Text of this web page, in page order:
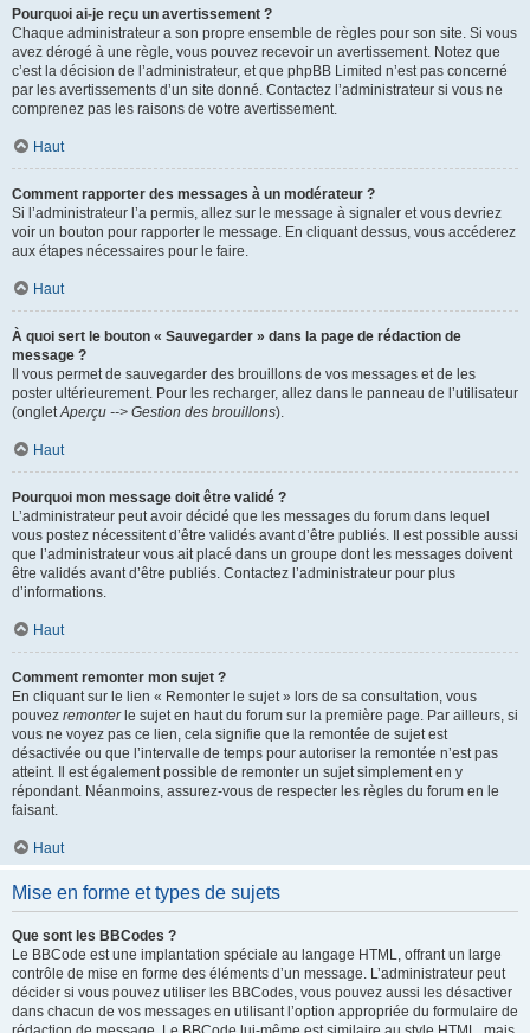
Pourquoi ai-je reçu un avertissement ?
Chaque administrateur a son propre ensemble de règles pour son site. Si vous
avez dérogé à une règle, vous pouvez recevoir un avertissement. Notez que
c’est la décision de l’administrateur, et que phpBB Limited n’est pas concerné
par les avertissements d’un site donné. Contactez l’administrateur si vous ne
comprenez pas les raisons de votre avertissement.
Haut
Comment rapporter des messages à un modérateur ?
Si l’administrateur l’a permis, allez sur le message à signaler et vous devriez
voir un bouton pour rapporter le message. En cliquant dessus, vous accéderez
aux étapes nécessaires pour le faire.
Haut
À quoi sert le bouton « Sauvegarder » dans la page de rédaction de
message ?
Il vous permet de sauvegarder des brouillons de vos messages et de les
poster ultérieurement. Pour les recharger, allez dans le panneau de l’utilisateur
(ongletAperçu --> Gestion des brouillons).
Haut
Pourquoi mon message doit être validé ?
L’administrateur peut avoir décidé que les messages du forum dans lequel
vous postez nécessitent d’être validés avant d’être publiés. Il est possible aussi
que l’administrateur vous ait placé dans un groupe dont les messages doivent
être validés avant d’être publiés. Contactez l’administrateur pour plus
d’informations.
Haut
Comment remonter mon sujet ?
En cliquant sur le lien « Remonter le sujet » lors de sa consultation, vous
pouvez remonterle sujet en haut du forum sur la première page. Par ailleurs, si
vous ne voyez pas ce lien, cela signifie que la remontée de sujet est
désactivée ou que l’intervalle de temps pour autoriser la remontée n’est pas
atteint. Il est également possible de remonter un sujet simplement en y
répondant. Néanmoins, assurez-vous de respecter les règles du forum en le
faisant.
Haut
Mise en forme et types de sujets
Que sont les BBCodes ?
Le BBCode est une implantation spéciale au langage HTML, offrant un large
contrôle de mise en forme des éléments d’un message. L’administrateur peut
décider si vous pouvez utiliser les BBCodes, vous pouvez aussi les désactiver
dans chacun de vos messages en utilisant l’option appropriée du formulaire de